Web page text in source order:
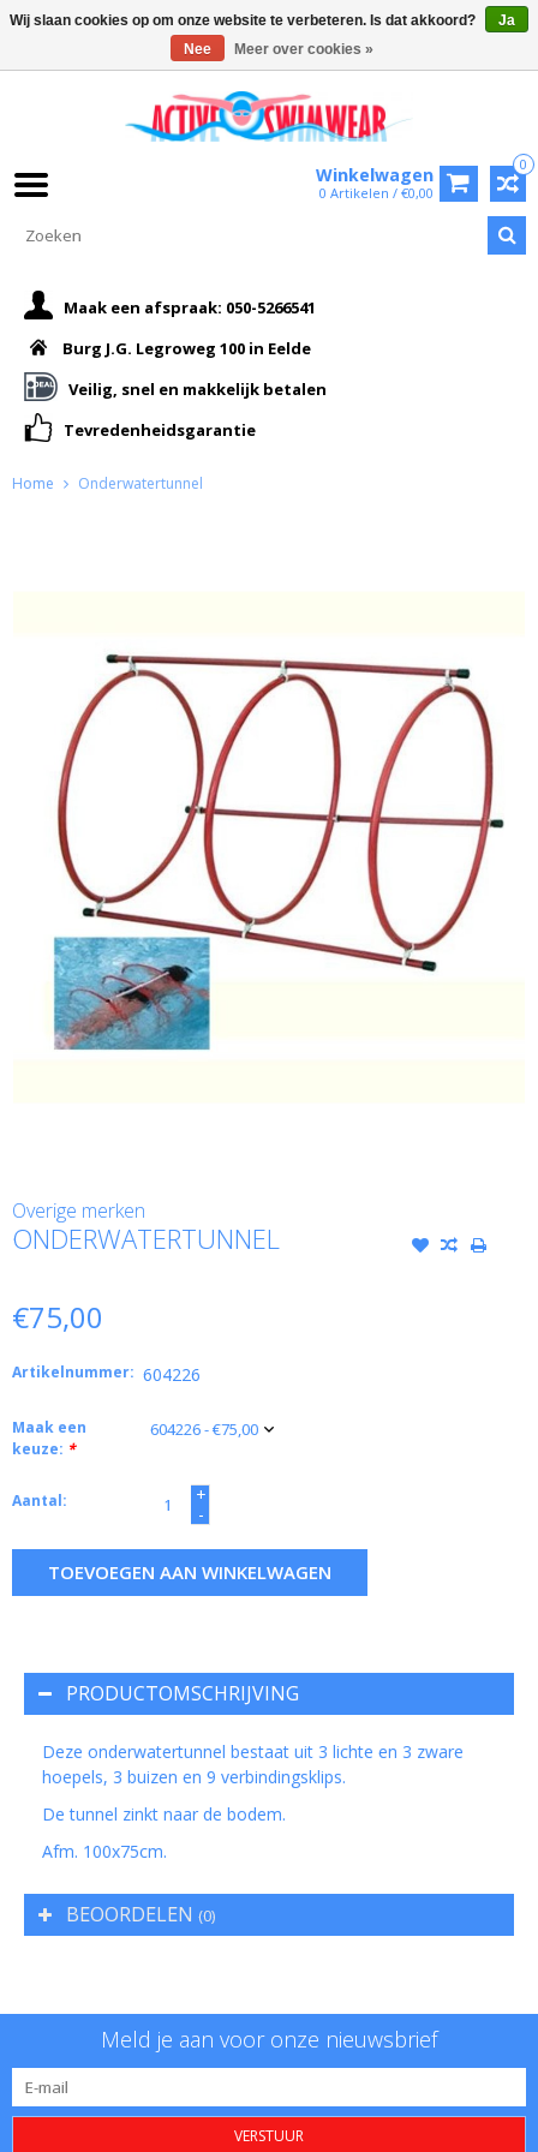
0
Winkelwagen
0 Artikelen / €0,00
Maak een afspraak: 050-5266541
Burg J.G. Legroweg 100 in Eelde
Veilig, snel en makkelijk betalen
Tevredenheidsgarantie
Home Onderwatertunnel
Overige merken
ONDERWATERTUNNEL
€75,00
Artikelnummer: 604226
Maak een
keuze: *
Aantal:
+
-
TOEVOEGEN AAN WINKELWAGEN
PRODUCTOMSCHRIJVING
Deze onderwatertunnel bestaat uit 3 lichte en 3 zware
hoepels, 3 buizen en 9 verbindingsklips.
De tunnel zinkt naar de bodem.
Afm. 100x75cm.
BEOORDELEN (0)
Meld je aan voor onze nieuwsbrief
VERSTUUR
Wij slaan cookies op om onze website te verbeteren. Is dat akkoord?
Ja
Nee
Meer over cookies »